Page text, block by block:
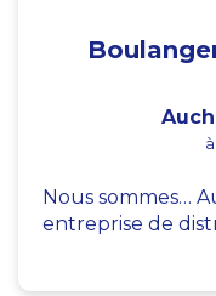
Nous sommes…
entreprise de